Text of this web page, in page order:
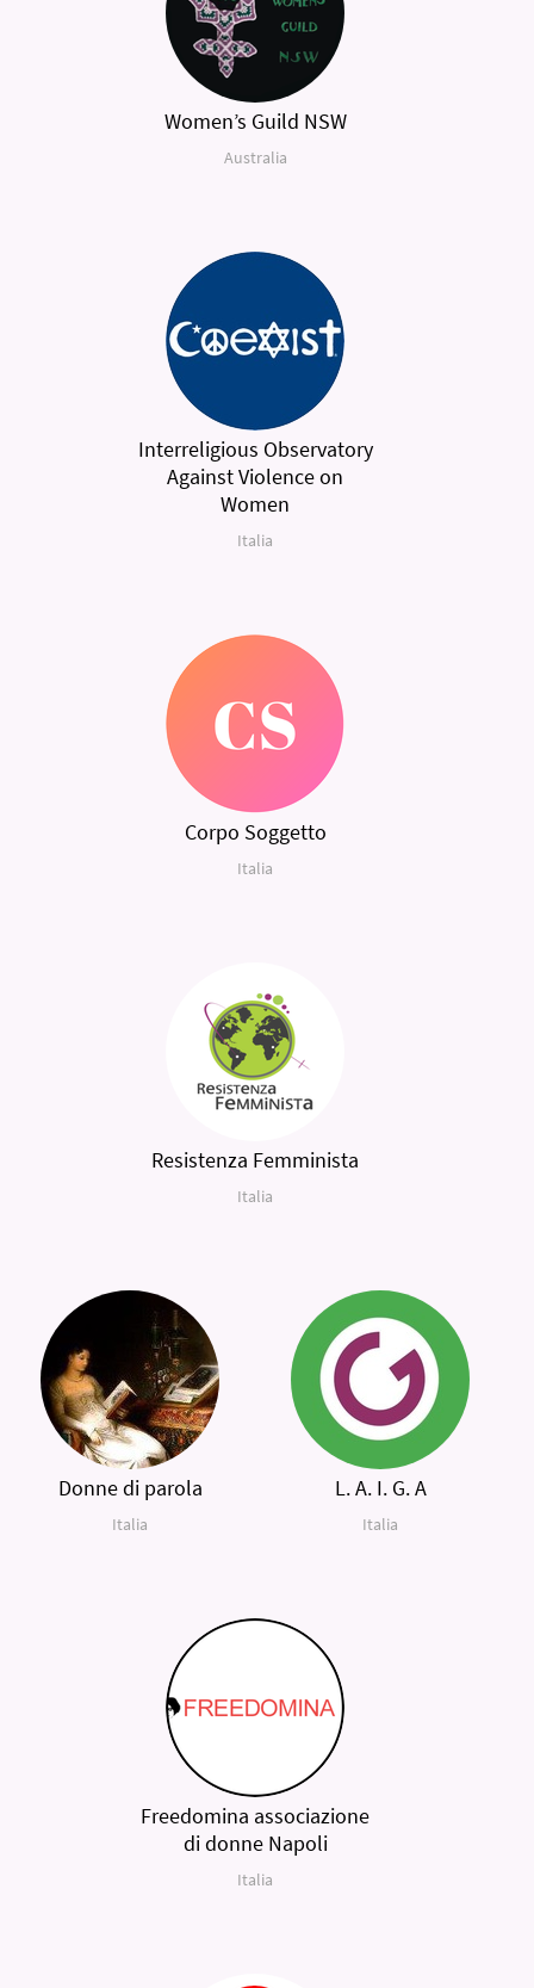
Women’s Guild NSW
Australia
Interreligious Observatory
Against Violence on
Women
Italia
Corpo Soggetto
Italia
Resistenza Femminista
Italia
Donne di parola
Italia
L. A. I. G. A
Italia
Freedomina associazione
di donne Napoli
Italia